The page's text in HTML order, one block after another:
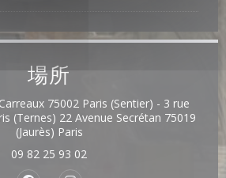
場所
75002 Paris (Sentier) - 3 rue
(Ternes) 22 Avenue Secrétan 75019
(Jaurès) Paris((新しいウィンドウで開きま
09 82 25 93 02